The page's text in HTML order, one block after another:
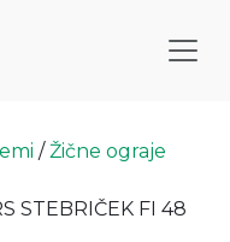
/Žične ograje
STEBRIČEK FI 48